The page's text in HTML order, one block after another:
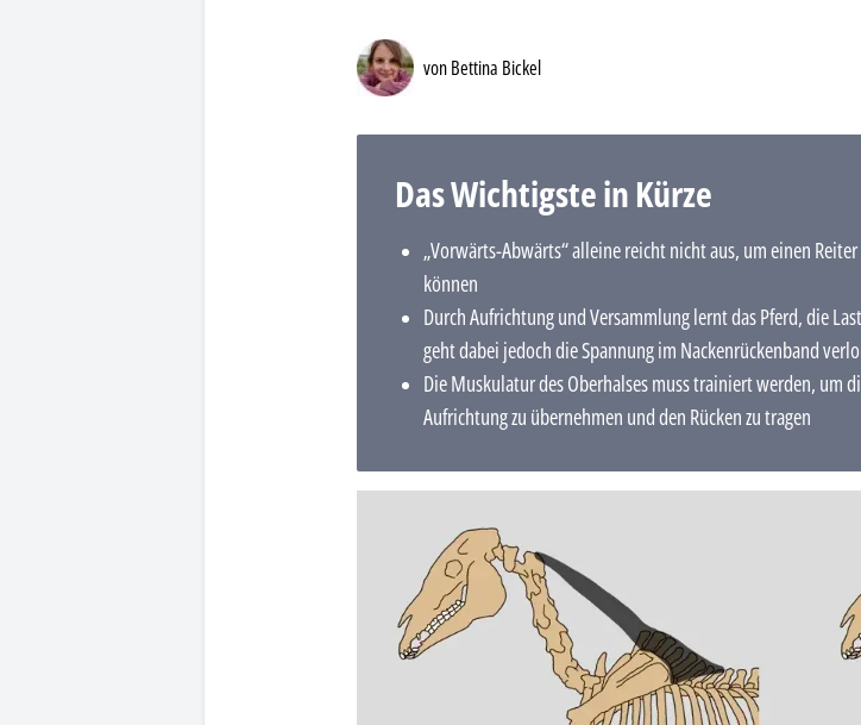
von Bettina Bickel
Das Wichtigste in Kürze
„Vorwärts-Abwärts“ alleine reicht nicht aus, um einen
können
Durch Aufrichtung und Versammlung lernt das Pferd, die
geht dabei jedoch die Spannung im Nackenrückenband
Die Muskulatur des Oberhalses muss trainiert werden, um
Aufrichtung zu übernehmen und den Rücken zu tragen